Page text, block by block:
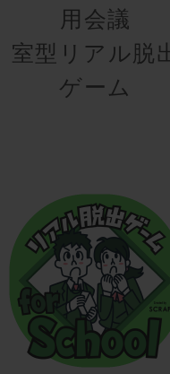
用会議
室型リアル脱
ゲーム